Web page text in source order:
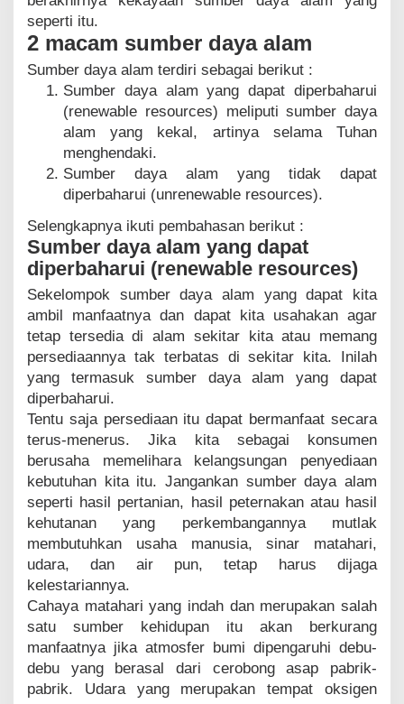
seperti itu.
2 macam sumber daya alam
Sumber daya alam terdiri sebagai berikut :
Sumber daya alam yang dapat diperbaharui
(renewable resources) meliputi sumber daya
alam yang kekal, artinya selama Tuhan
menghendaki.
Sumber daya alam yang tidak dapat
diperbaharui (unrenewable resources).
Selengkapnya ikuti pembahasan berikut :
Sumber daya alam yang dapat
diperbaharui (renewable resources)
Sekelompok sumber daya alam yang dapat kita
ambil manfaatnya dan dapat kita usahakan agar
tetap tersedia di alam sekitar kita atau memang
persediaannya tak terbatas di sekitar kita. Inilah
yang termasuk sumber daya alam yang dapat
diperbaharui.
Tentu saja persediaan itu dapat bermanfaat secara
terus-menerus. Jika kita sebagai konsumen
berusaha memelihara kelangsungan penyediaan
kebutuhan kita itu. Jangankan sumber daya alam
seperti hasil pertanian, hasil peternakan atau hasil
kehutanan yang perkembangannya mutlak
membutuhkan usaha manusia, sinar matahari,
udara, dan air pun, tetap harus dijaga
kelestariannya.
Cahaya matahari yang indah dan merupakan salah
satu sumber kehidupan itu akan berkurang
manfaatnya jika atmosfer bumi dipengaruhi debu-
debu yang berasal dari cerobong asap pabrik-
pabrik. Udara yang merupakan tempat oksigen